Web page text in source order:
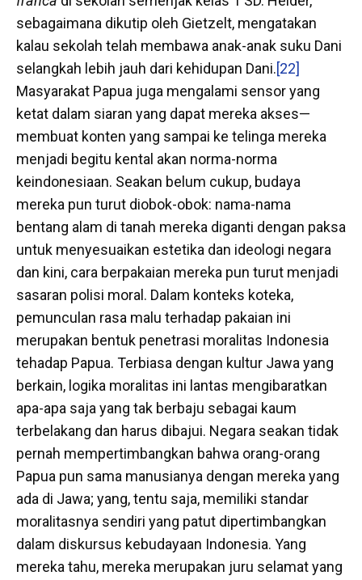
sebagaimana dikutip oleh Gietzelt, mengatakan
kalau sekolah telah membawa anak-anak suku Dani
selangkah lebih jauh dari kehidupan Dani.[22]
Masyarakat Papua juga mengalami sensor yang
ketat dalam siaran yang dapat mereka akses—
membuat konten yang sampai ke telinga mereka
menjadi begitu kental akan norma-norma
keindonesiaan. Seakan belum cukup, budaya
mereka pun turut diobok-obok: nama-nama
bentang alam di tanah mereka diganti dengan paksa
untuk menyesuaikan estetika dan ideologi negara
dan kini, cara berpakaian mereka pun turut menjadi
sasaran polisi moral. Dalam konteks koteka,
pemunculan rasa malu terhadap pakaian ini
merupakan bentuk penetrasi moralitas Indonesia
tehadap Papua. Terbiasa dengan kultur Jawa yang
berkain, logika moralitas ini lantas mengibaratkan
apa-apa saja yang tak berbaju sebagai kaum
terbelakang dan harus dibajui. Negara seakan tidak
pernah mempertimbangkan bahwa orang-orang
Papua pun sama manusianya dengan mereka yang
ada di Jawa; yang, tentu saja, memiliki standar
moralitasnya sendiri yang patut dipertimbangkan
dalam diskursus kebudayaan Indonesia. Yang
mereka tahu, mereka merupakan juru selamat yang